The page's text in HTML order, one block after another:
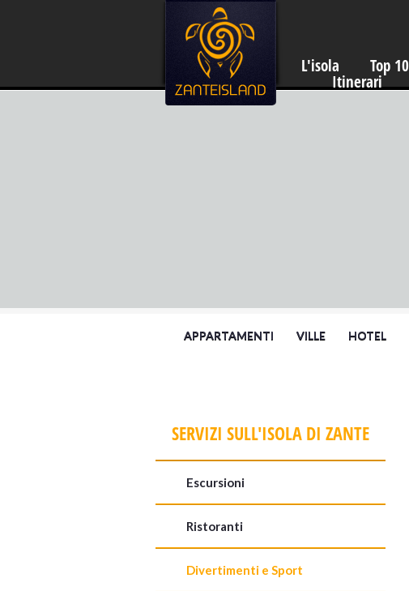
L'isola Top 10
Itinerari
APPARTAMENTI VILLE HOTEL
SERVIZI SULL'ISOLA DI ZANTE
Escursioni
Ristoranti
Divertimenti e Sport